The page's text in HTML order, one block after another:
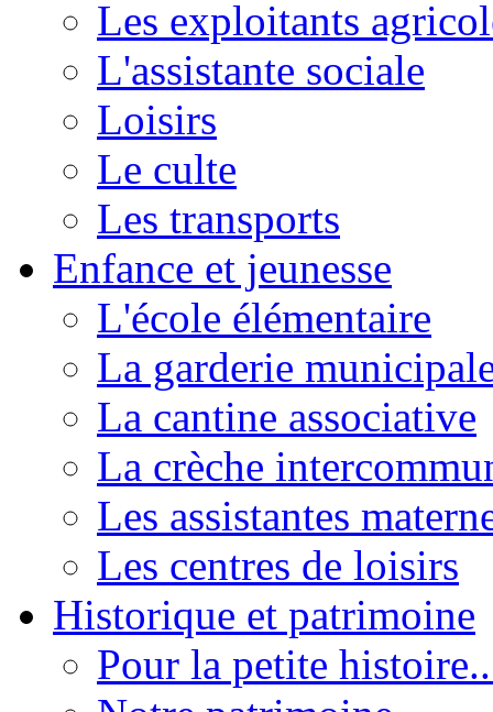
Les exploitants
L'assistante sociale
Loisirs
Le culte
Les transports
Enfance et jeunesse
L'école élémentaire
La garderie
La cantine associative
La crèche
Les assistantes
Les centres de loisirs
Historique et patrimoine
Pour la petite